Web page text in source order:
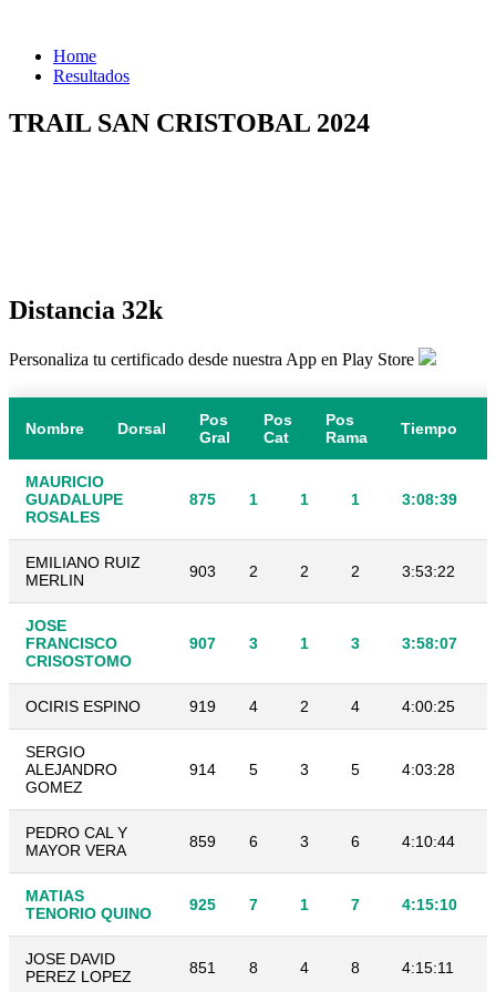
Home
Resultados
TRAIL SAN CRISTOBAL 2024
Distancia 32k
Personaliza tu certificado desde nuestra App en Play Store
Nombre Dorsal
Pos
Gral
Pos
Cat
Pos
Rama
Tiempo
MAURICIO
GUADALUPE
ROSALES
875 1 1 1 3:08:39
EMILIANO RUIZ
MERLIN
903 2 2 2 3:53:22
JOSE
FRANCISCO
CRISOSTOMO
907 3 1 3 3:58:07
OCIRIS ESPINO 919 4 2 4 4:00:25
SERGIO
ALEJANDRO
GOMEZ
914 5 3 5 4:03:28
PEDRO CAL Y
MAYOR VERA
859 6 3 6 4:10:44
MATIAS
TENORIO QUINO
925 7 1 7 4:15:10
JOSE DAVID
PEREZ LOPEZ
851 8 4 8 4:15:11